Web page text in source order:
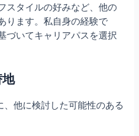
スタイルの好みなど、他の
ります。私自身の経験で
づいてキャリアパスを選択
地
他に検討した可能性のある